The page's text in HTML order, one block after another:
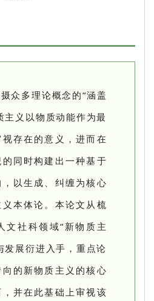
众多理论概念的“涵盖
主义以物质动能作为最
存在的意义，进而在
同时构建出一种基于
以生成、纠缠为核心
本体论。本论文从梳
文社科领域“新物质主
发展衍进入手，重点论
的新物质主义的核心
并在此基础上审视该